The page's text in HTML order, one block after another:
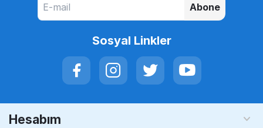
Abone
Sosyal Linkler
Hesabım